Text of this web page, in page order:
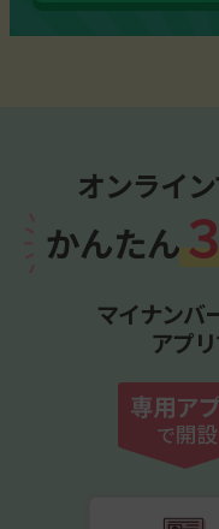
オンライ
かんたん３
マイナンバ
アプ